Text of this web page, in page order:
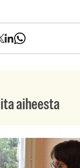
aiheesta